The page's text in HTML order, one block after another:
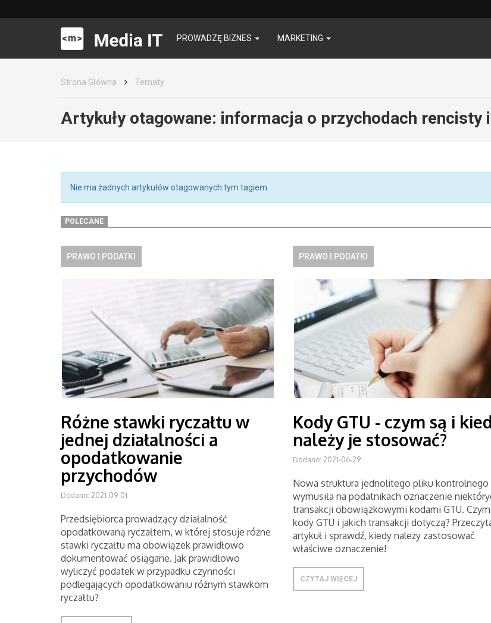
PROWADZĘ BIZNES MARKETING
Strona Główna Tematy
Artykuły otagowane: informacja o przychodach rencisty
Nie ma żadnych artykułów otagowanych tym tagiem.
POLECANE
PRAWO I PODATKI
Różne stawki ryczałtu w
jednej działalności a
opodatkowanie
przychodów
Dodano: 2021-09-01
Przedsiębiorca prowadzący działalność
opodatkowaną ryczałtem, w której stosuje różne
stawki ryczałtu ma obowiązek prawidłowo
dokumentować osiągane. Jak prawidłowo
wyliczyć podatek w przypadku czynności
podlegających opodatkowaniu różnym stawkom
ryczałtu?
PRAWO I PODATKI
Kody GTU - czym są i
należy je stosować?
Dodano: 2021-06-29
Nowa struktura jednolitego pliku kontrolnego
wymusiła na podatnikach oznaczenie
transakcji obowiązkowymi kodami GTU.
kody GTU i jakich transakcji dotyczą?
artykuł i sprawdź, kiedy należy zastosować
właściwe oznaczenie!
CZYTAJ WIĘCEJ